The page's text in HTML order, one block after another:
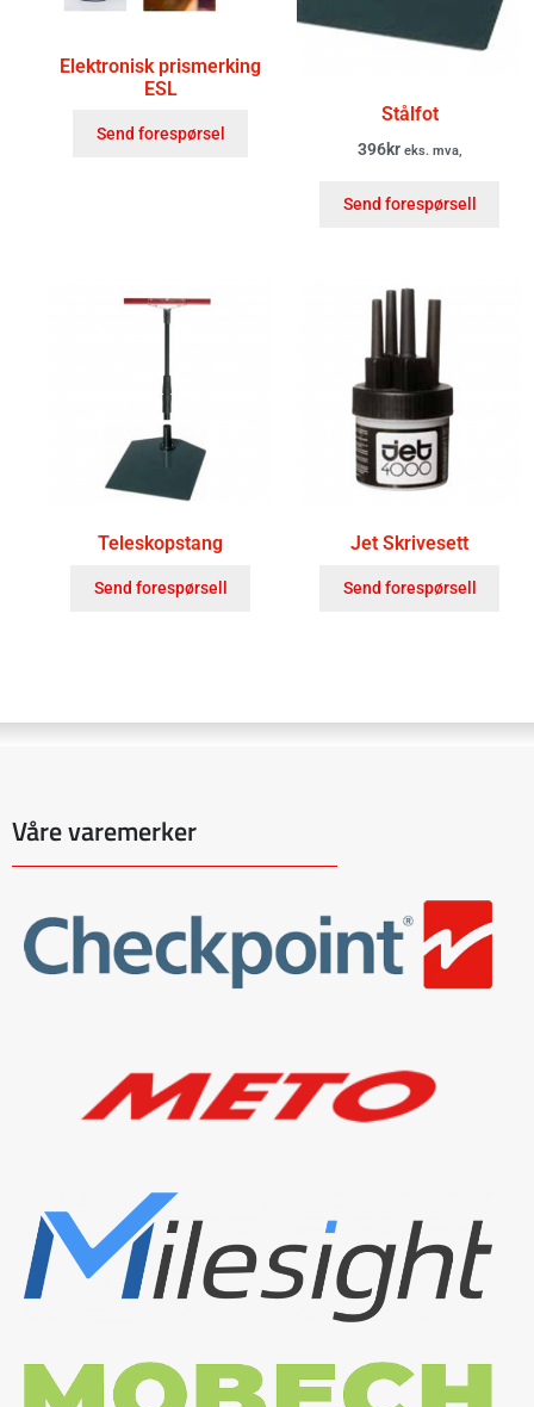
Elektronisk prismerking
ESL
Send forespørsel
Stålfot
396kr eks. mva,
Send forespørsell
Teleskopstang
Send forespørsell
Jet Skrivesett
Send forespørsell
Våre varemerker